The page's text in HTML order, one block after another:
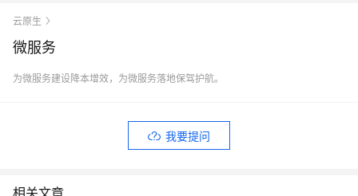
云原生
微服务
为微服务建设降本增效，为微服务落地保驾护航。
我要提问